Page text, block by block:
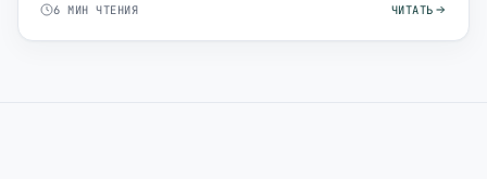
6 МИН ЧТЕНИЯ ЧИТАТЬ